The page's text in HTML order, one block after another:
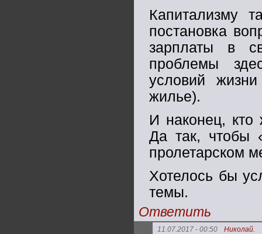
Капитализму
постановка
зарплаты в
проблемы
условий
жилье).
И наконец, кто
Да так, чтобы
пролетарском
Хотелось бы
темы.
Ответить
11.07.2017 - 00:50 Николай.